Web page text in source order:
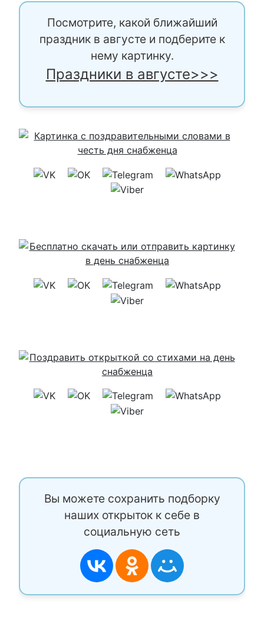
Посмотрите, какой ближайший
праздник в августе и подберите к
нему картинку.
Праздники в августе>>>
Вы можете сохранить подборку
наших открыток к себе в
социальную сеть